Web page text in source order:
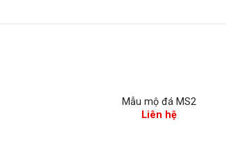
Mẫu mộ đá MS2
Liên hệ